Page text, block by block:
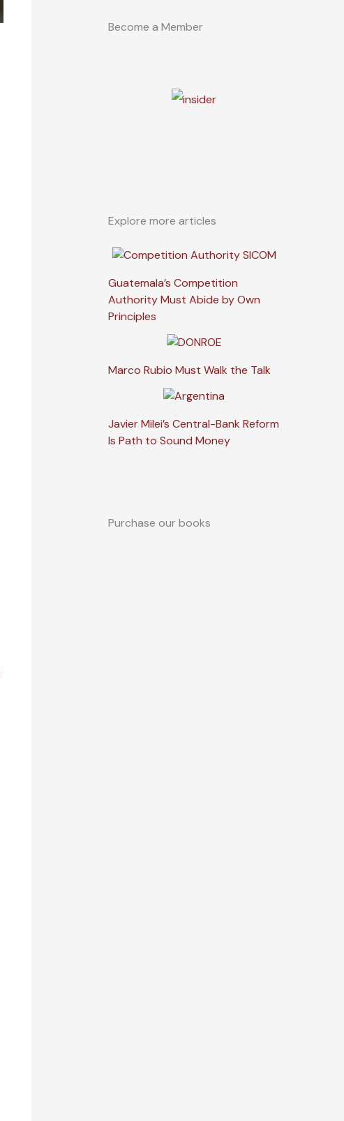
Become a Member
Explore more articles
Guatemala’s Competition
Authority Must Abide by Own
Principles
Marco Rubio Must Walk the Talk
Javier Milei’s Central-Bank Reform
Is Path to Sound Money
Purchase our books